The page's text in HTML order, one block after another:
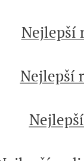
Nejlepší
Nejlepší